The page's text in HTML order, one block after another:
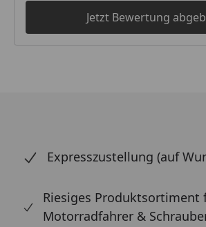
Jetzt Bewertung
Expresszustellung (auf
Riesiges Produktsortiment
Motorradfahrer &